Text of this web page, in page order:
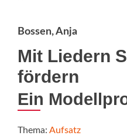
Bossen, Anja
Mit Liedern
fördern
Ein
Thema: Aufsatz